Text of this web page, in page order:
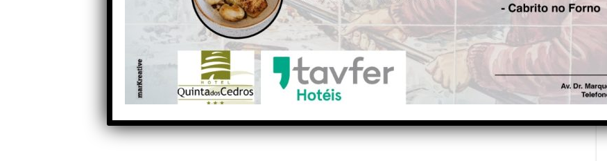
e da Atmosfera regista rajada
máxima de 127,1 km/hora na
Serra da Estrela
vouchers na Guarda, em
Santa Comba Dão e em
Mortágua